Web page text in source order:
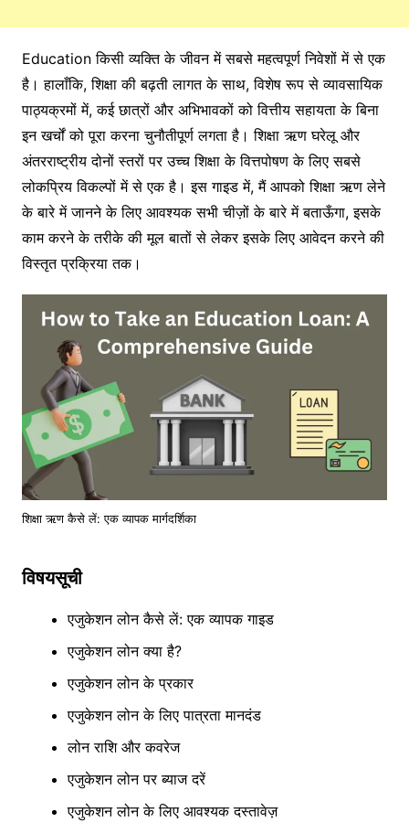
Education किसी व्यक्ति के जीवन में सबसे महत्वपूर्ण निवेशों में से एक
है। हालाँकि, शिक्षा की बढ़ती लागत के साथ, विशेष रूप से व्यावसायिक
पाठ्यक्रमों में, कई छात्रों और अभिभावकों को वित्तीय सहायता के बिना
इन खर्चों को पूरा करना चुनौतीपूर्ण लगता है। शिक्षा ऋण घरेलू और
अंतरराष्ट्रीय दोनों स्तरों पर उच्च शिक्षा के वित्तपोषण के लिए सबसे
लोकप्रिय विकल्पों में से एक है। इस गाइड में, मैं आपको शिक्षा ऋण लेने
के बारे में जानने के लिए आवश्यक सभी चीज़ों के बारे में बताऊँगा, इसके
काम करने के तरीके की मूल बातों से लेकर इसके लिए आवेदन करने की
विस्तृत प्रक्रिया तक।
शिक्षा ऋण कैसे लें: एक व्यापक मार्गदर्शिका
विषयसूची
एजुकेशन लोन कैसे लें: एक व्यापक गाइड
एजुकेशन लोन क्या है?
एजुकेशन लोन के प्रकार
एजुकेशन लोन के लिए पात्रता मानदंड
लोन राशि और कवरेज
एजुकेशन लोन पर ब्याज दरें
एजुकेशन लोन के लिए आवश्यक दस्तावेज़